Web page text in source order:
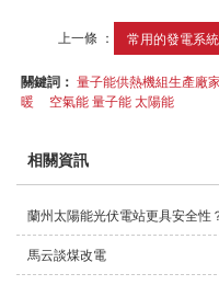
上一條 ： 常用的發電系
關鍵詞：量子能供熱機組生產廠家
暖
空氣能 量子能 太陽能
相關資訊
蘭州太陽能光伏電站更具安全性
馬云談煤改電